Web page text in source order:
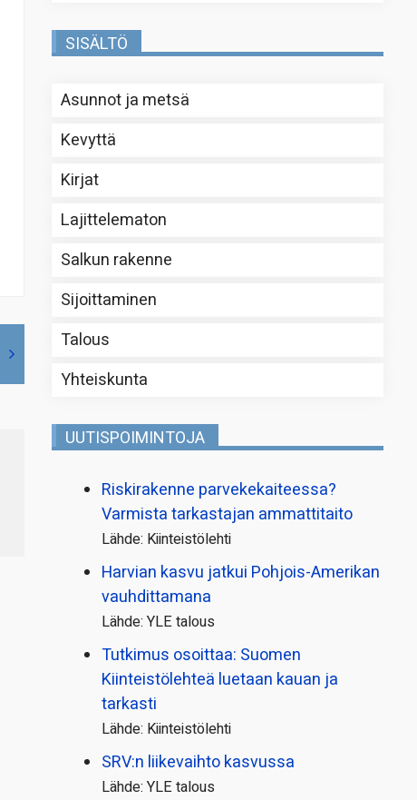
SISÄLTÖ
Asunnot ja metsä
Kevyttä
Kirjat
Lajittelematon
Salkun rakenne
Sijoittaminen
Talous
Yhteiskunta
UUTISPOIMINTOJA
Riskirakenne parvekekaiteessa?
Varmista tarkastajan ammattitaito
Lähde: Kiinteistölehti
Harvian kasvu jatkui Pohjois-Amerikan
vauhdittamana
Lähde: YLE talous
Tutkimus osoittaa: Suomen
Kiinteistölehteä luetaan kauan ja
tarkasti
Lähde: Kiinteistölehti
SRV:n liikevaihto kasvussa
Lähde: YLE talous